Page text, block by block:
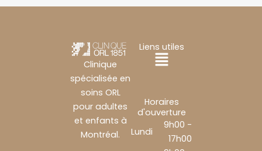
Clinique
spécialisée en
soins ORL
pour adultes
et enfants à
Montréal.
Liens utiles
Main
Horaires
d'ouverture
Lundi
9h00 -
17h00